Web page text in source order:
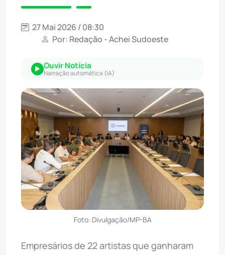
27 Mai 2026 / 08:30
Por: Redação - Achei Sudoeste
Ouvir Notícia
Narração automática (IA)
Foto: Divulgação/MP-BA
Empresários de 22 artistas que ganharam